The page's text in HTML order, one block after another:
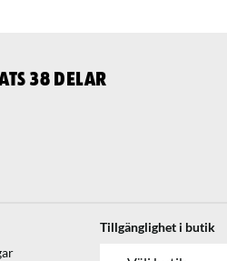
38 delar
Tillgänglighet i butik